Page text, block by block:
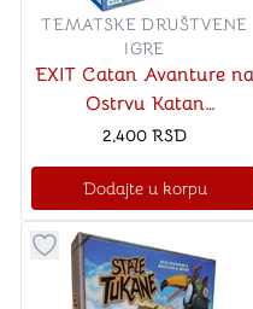
TEMATSKE DRUŠTVENE
IGRE
EXIT Catan Avanture na
Ostrvu Katan
(Adventures on Catan
na srpskom jeziku)
2,400 RSD
Dodajte u korpu
Dugme za dodavanje